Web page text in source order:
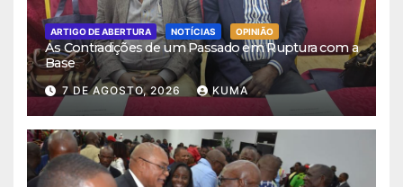
ARTIGO DE ABERTURA NOTÍCIAS OPINIÃO
As Contradições de um Passado em Ruptura com a
Base
7 DE AGOSTO, 2026 KUMA